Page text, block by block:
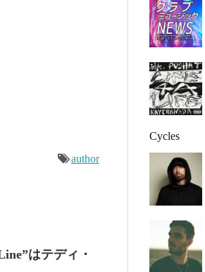
author
はテディ・
Cycles